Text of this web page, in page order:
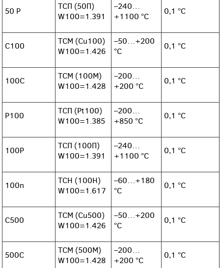
50 P
ТСП (50П)
W100=1.391
–240…
+1100 °С
0,1 °С
C100
ТСМ (Cu100)
W100=1.426
–50…+200
°С
0,1 °С
100C
ТСМ (100М)
W100=1.428
–200…
+200 °С
0,1 °С
P100
ТСП (Pt100)
W100=1.385
–200…
+850 °С
0,1 °С
100P
ТСП (100П)
W100=1.391
–240…
+1100 °С
0,1 °С
100n
ТСН (100Н)
W100=1.617
–60…+180
°С
0,1 °С
C500
ТСМ (Cu500)
W100=1.426
–50…+200
°С
0,1 °С
500C
ТСМ (500М)
W100=1.428
–200…
+200 °С
0,1 °С